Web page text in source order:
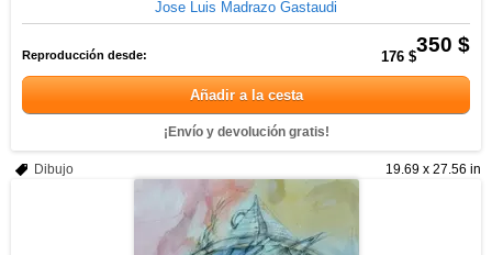
Jose Luis Madrazo Gastaudi
350 $
Reproducción desde: 176 $
Añadir a la cesta
¡Envío y devolución gratis!
19.69 x 27.56 in
Dibujo